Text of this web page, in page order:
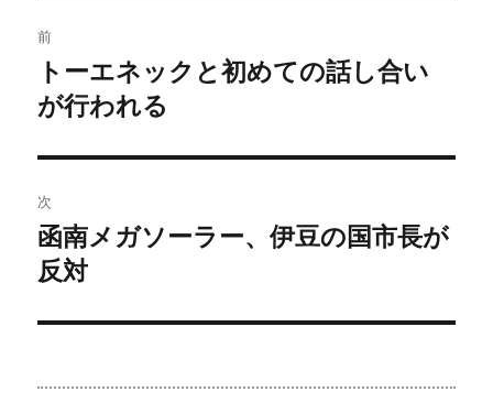
稿
ナ
ビ
ゲ
ー
ン
前
前
の
稿:
トーエネックと初めての話し合い
が行われる
次
次
の
稿:
函南メガソーラー、伊豆の国市長が
反対